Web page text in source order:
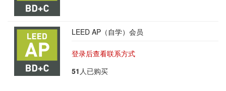
LEED AP（自学）会员
登录后查看联系方式
51 人已购买